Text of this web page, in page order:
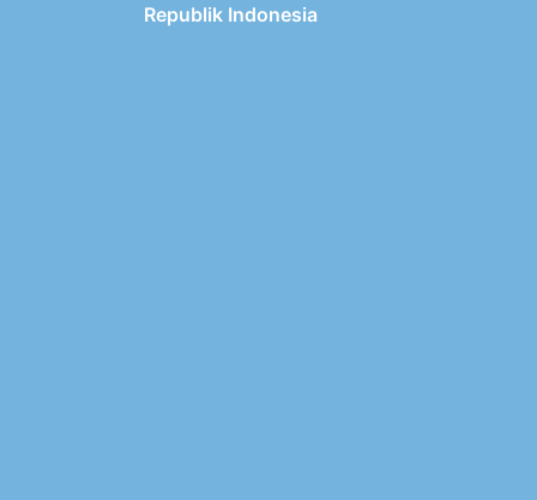
Republik Indonesia